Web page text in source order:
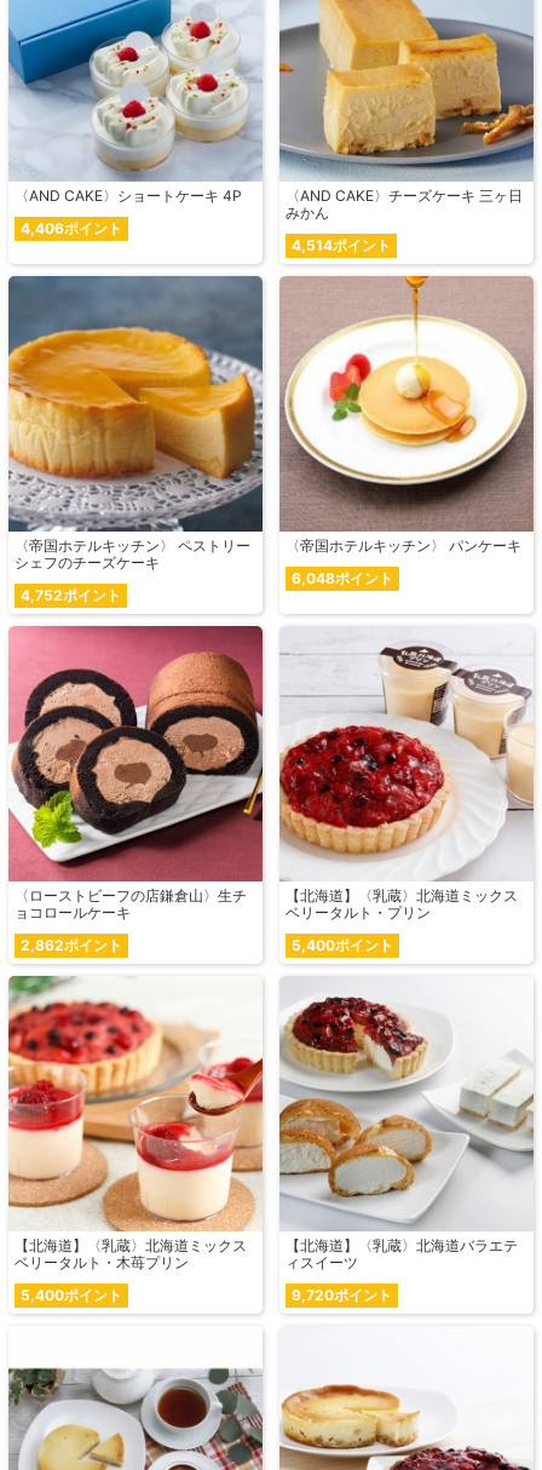
〈AND CAKE〉ショートケーキ 4P
4,406ポイント
〈AND CAKE〉チーズケーキ 三ヶ日
みかん
4,514ポイント
〈帝国ホテルキッチン〉 ペストリー
シェフのチーズケーキ
4,752ポイント
〈帝国ホテルキッチン〉 パンケーキ
6,048ポイント
〈ローストビーフの店鎌倉山〉生チ
ョコロールケーキ
2,862ポイント
【北海道】〈乳蔵〉北海道ミックス
ベリータルト・プリン
5,400ポイント
【北海道】〈乳蔵〉北海道ミックス
ベリータルト・木苺プリン
5,400ポイント
【北海道】〈乳蔵〉北海道バラエテ
ィスイーツ
9,720ポイント